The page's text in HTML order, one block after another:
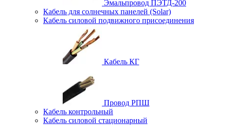
Эмальпровод ПЭТД-200
Кабель для солнечных панелей (Solar)
Кабель силовой подвижного присоединения
Кабель КГ
Провод РПШ
Кабель контрольный
Кабель силовой стационарный